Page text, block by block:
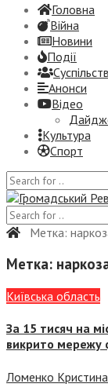
Головна
Війна
Новини
Події
Анонси
Відео
Культура
Спорт
Метка:
Метка:
Київська область
За 15 тисяч на
викрито мережу
Ломенко Кристина